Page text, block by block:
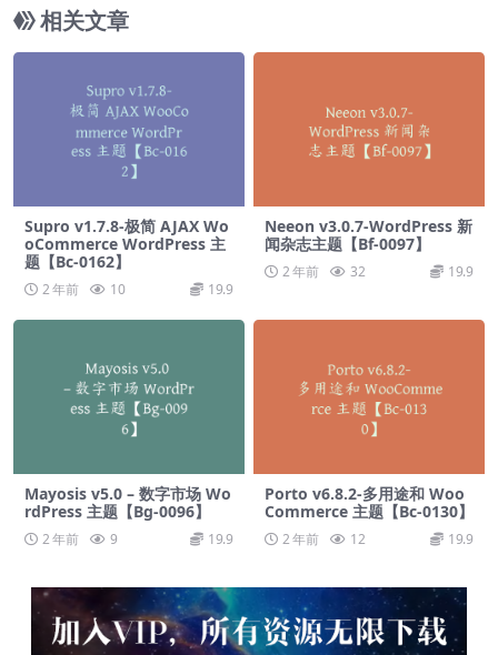
相关文章
Supro v1.7.8-极简 AJAX Wo
oCommerce WordPress 主
题【Bc-0162】
2 年前 10 19.9
Neeon v3.0.7-WordPress 新
闻杂志主题【Bf-0097】
2 年前 32 19.9
Mayosis v5.0 – 数字市场 Wo
rdPress 主题【Bg-0096】
2 年前 9 19.9
Porto v6.8.2-多用途和 Woo
Commerce 主题【Bc-0130】
2 年前 12 19.9